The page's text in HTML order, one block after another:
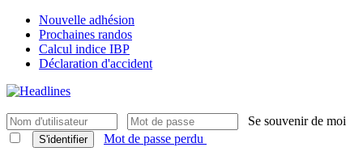
Nouvelle adhésion
Prochaines randos
Calcul indice IBP
Déclaration d'accident
Se souvenir de moi
S'identifier Mot de passe perdu